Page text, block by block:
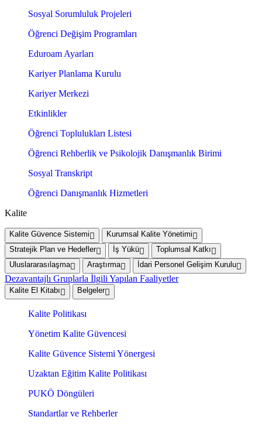
Sosyal Sorumluluk Projeleri
Öğrenci Değişim Programları
Eduroam Ayarları
Kariyer Planlama Kurulu
Kariyer Merkezi
Etkinlikler
Öğrenci Toplulukları Listesi
Öğrenci Rehberlik ve Psikolojik Danışmanlık Birimi
Sosyal Transkript
Öğrenci Danışmanlık Hizmetleri
Kalite
Kalite Güvence Sistemi
Kurumsal Kalite Yönetimi
Stratejik Plan ve Hedefler
İş Yükü
Toplumsal Katkı
Uluslararasılaşma
Araştırma İdari Personel Gelişim Kurulu
Dezavantajlı Gruplarla İlgili Yapılan Faaliyetler
Kalite El Kitabı Belgeler
Kalite Politikası
Yönetim Kalite Güvencesi
Kalite Güvence Sistemi Yönergesi
Uzaktan Eğitim Kalite Politikası
PUKÖ Döngüleri
Standartlar ve Rehberler